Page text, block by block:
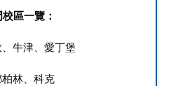
區一覽：
牛津、愛丁堡
柏林、科克